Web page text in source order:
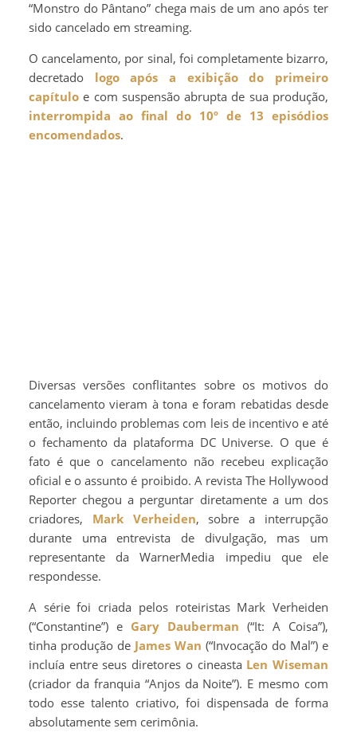
“Monstro do Pântano” chega mais de um ano após ter
sido cancelado em streaming.
O cancelamento, por sinal, foi completamente bizarro,
decretado logo após a exibição do primeiro
capítulo e com suspensão abrupta de sua produção,
interrompida ao final do 10º de 13 episódios
encomendados.
Diversas versões conflitantes sobre os motivos do
cancelamento vieram à tona e foram rebatidas desde
então, incluindo problemas com leis de incentivo e até
o fechamento da plataforma DC Universe. O que é
fato é que o cancelamento não recebeu explicação
oficial e o assunto é proibido. A revista The Hollywood
Reporter chegou a perguntar diretamente a um dos
criadores, Mark Verheiden, sobre a interrupção
durante uma entrevista de divulgação, mas um
representante da WarnerMedia impediu que ele
respondesse.
A série foi criada pelos roteiristas Mark Verheiden
(“Constantine”) e Gary Dauberman (“It: A Coisa”),
tinha produção de James Wan (“Invocação do Mal”) e
incluía entre seus diretores o cineasta Len Wiseman
(criador da franquia “Anjos da Noite”). E mesmo com
todo esse talento criativo, foi dispensada de forma
absolutamente sem cerimônia.